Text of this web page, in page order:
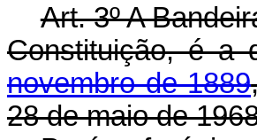
Art. 3º A
Constituição, é a
novembro de 1889
28 de maio de